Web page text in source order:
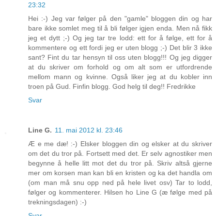
23:32
Hei :-) Jeg var følger på den "gamle" bloggen din og har
bare ikke somlet meg til å bli følger igjen enda. Men nå fikk
jeg et dytt ;-) Og jeg tar tre lodd: ett for å følge, ett for å
kommentere og ett fordi jeg er uten blogg ;-) Det blir 3 ikke
sant? Fint du tar hensyn til oss uten blogg!!! Og jeg digger
at du skriver om forhold og om alt som er utfordrende
mellom mann og kvinne. Også liker jeg at du kobler inn
troen på Gud. Finfin blogg. God helg til deg!! Fredrikke
Svar
Line G. 11. mai 2012 kl. 23:46
Æ e me dæ! :-) Elsker bloggen din og elsker at du skriver
om det du tror på. Fortsett med det. Er selv agnostiker men
begynne å helle litt mot det du tror på. Skriv altså gjerne
mer om korsen man kan bli en kristen og ka det handla om
(om man må snu opp ned på hele livet osv) Tar to lodd,
følger og kommenterer. Hilsen ho Line G (æ følge med på
trekningsdagen) :-)